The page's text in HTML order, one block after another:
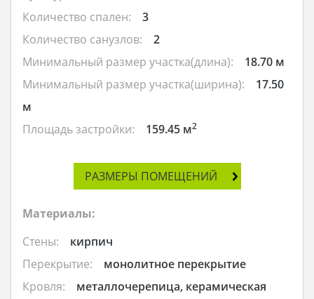
Количество спален:
3
Количество санузлов:
2
Минимальный размер участка(длина):
18.70 м
Минимальный размер участка(ширина):
17.50
м
Площадь застройки:
159.45 м2
РАЗМЕРЫ ПОМЕЩЕНИЙ
Материалы:
Стены:
кирпич
Перекрытие:
монолитное перекрытие
Кровля:
металлочерепица, керамическая